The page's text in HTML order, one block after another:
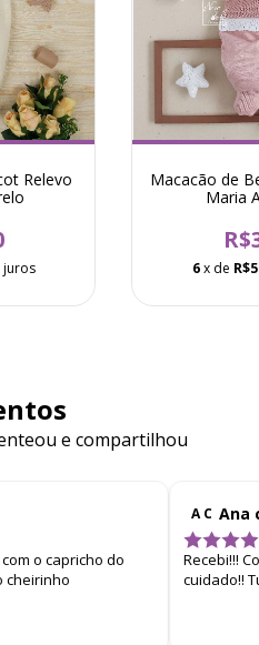
Relevo
juros
Macacão de
Maria
6 x de
e compartilhou
o capricho do
cheirinho
A C Ana
Recebi!!!
cuidado!!